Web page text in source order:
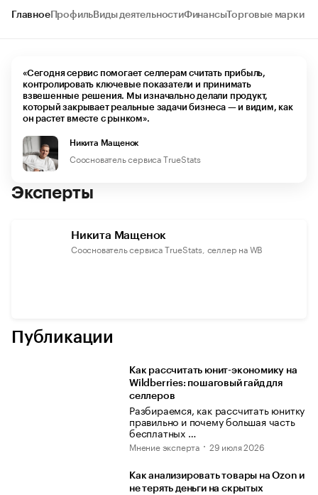
ГлавноеПрофиль Виды деятельностиФинансыТорговые марки
«Сегодня сервис помогает селлерам считать прибыль,
контролировать ключевые показатели и принимать
взвешенные решения. Мы изначально делали продукт,
который закрывает реальные задачи бизнеса — и видим, как
он растет вместе с рынком».
Никита Мащенок
Сооснователь сервиса TrueStats
Эксперты
Никита Мащенок
Сооснователь сервиса TrueStats, селлер на WB
Публикации
Как рассчитать юнит-экономику на
Wildberries: пошаговый гайд для
селлеров
Разбираемся, как рассчитать юнитку
правильно и почему большая часть
бесплатных …
Мнение эксперта 29 июля 2026
Как анализировать товары на Ozon и
не терять деньги на скрытых